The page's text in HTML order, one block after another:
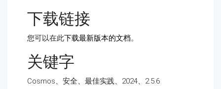
下载链接
您可以在此下载最新版本的文档。
关键字
Cosmos、安全、最佳实践、2024、2.5.6